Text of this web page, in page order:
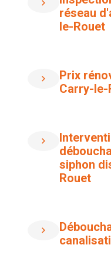
réseau
le-Rouet
Prix
Carry-le-
siphon
Rouet